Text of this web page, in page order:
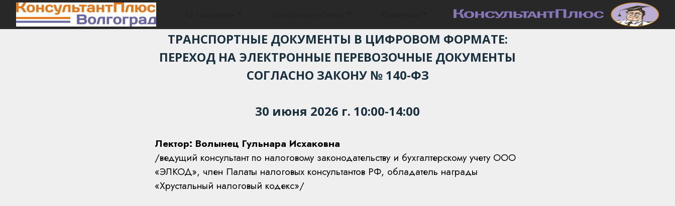
ТРАНСПОРТНЫЕ ДОКУМЕНТЫ В ЦИФРОВОМ ФОРМАТЕ:
ПЕРЕХОД НА ЭЛЕКТРОННЫЕ ПЕРЕВОЗОЧНЫЕ ДОКУМЕНТЫ
СОГЛАСНО ЗАКОНУ № 140-ФЗ
30 июня 2026 г. 10:00-14:00
Лектор: Волынец Гульнара Исхаковна
/ведущий консультант по налоговому законодательству и бухгалтерскому учету ООО
«ЭЛКОД», член Палаты налоговых консультантов РФ, обладатель награды
«Хрустальный налоговый кодекс»/